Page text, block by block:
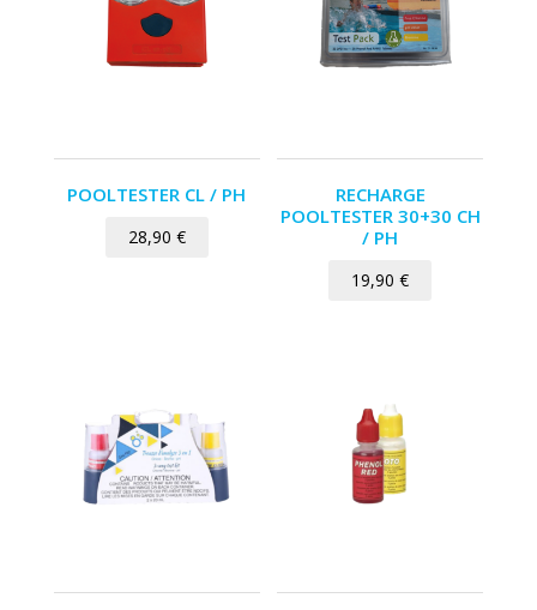
POOLTESTER CL / PH
28,90 €
RECHARGE
POOLTESTER 30+30 CH
/ PH
19,90€